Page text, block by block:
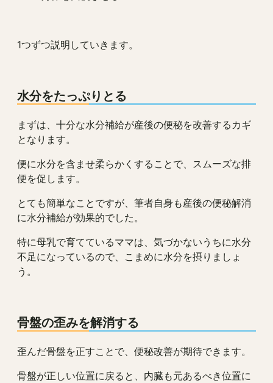
1つずつ説明していきます。
水分をたっぷりとる
まずは、十分な水分補給が産後の便秘を改善するカギ
となります。
便に水分を含ませ柔らかくすることで、スムーズな排
便を促します。
とても簡単なことですが、筆者自身も産後の便秘解消
に水分補給が効果的でした。
特に母乳で育てているママは、気づかないうちに水分
不足になっているので、こまめに水分を摂りましょ
う。
骨盤の歪みを解消する
歪んだ骨盤を正すことで、便秘改善が期待できます。
骨盤が正しい位置に戻ると、内臓も元あるべき位置に